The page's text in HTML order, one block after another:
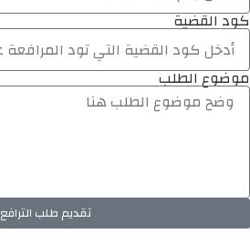
كود القضية
موضوع الطلب
تقديم طلب الترافع